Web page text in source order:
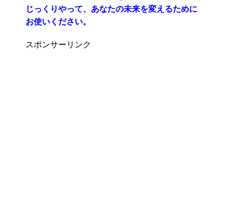
じっくりやって、あなたの未来を変えるために
お使いください。
スポンサーリンク